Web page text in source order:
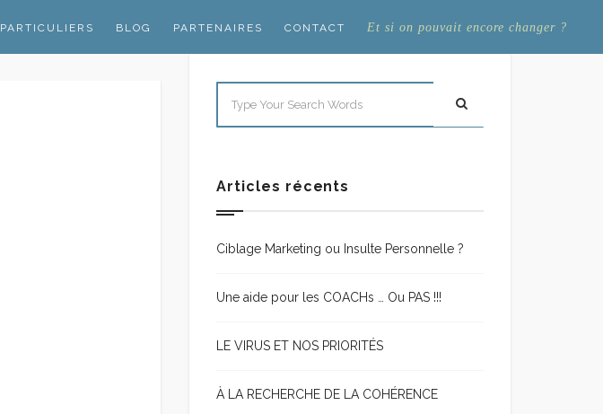
PARTICULIERS BLOG PARTENAIRES CONTACT Et si on pouvait encore changer ?
Articles récents
Ciblage Marketing ou Insulte Personnelle ?
Une aide pour les COACHs … Ou PAS !!!
LE VIRUS ET NOS PRIORITÉS
À LA RECHERCHE DE LA COHÉRENCE